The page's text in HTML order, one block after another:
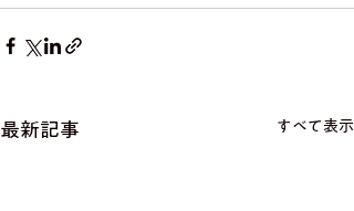
最新記事 すべて表示